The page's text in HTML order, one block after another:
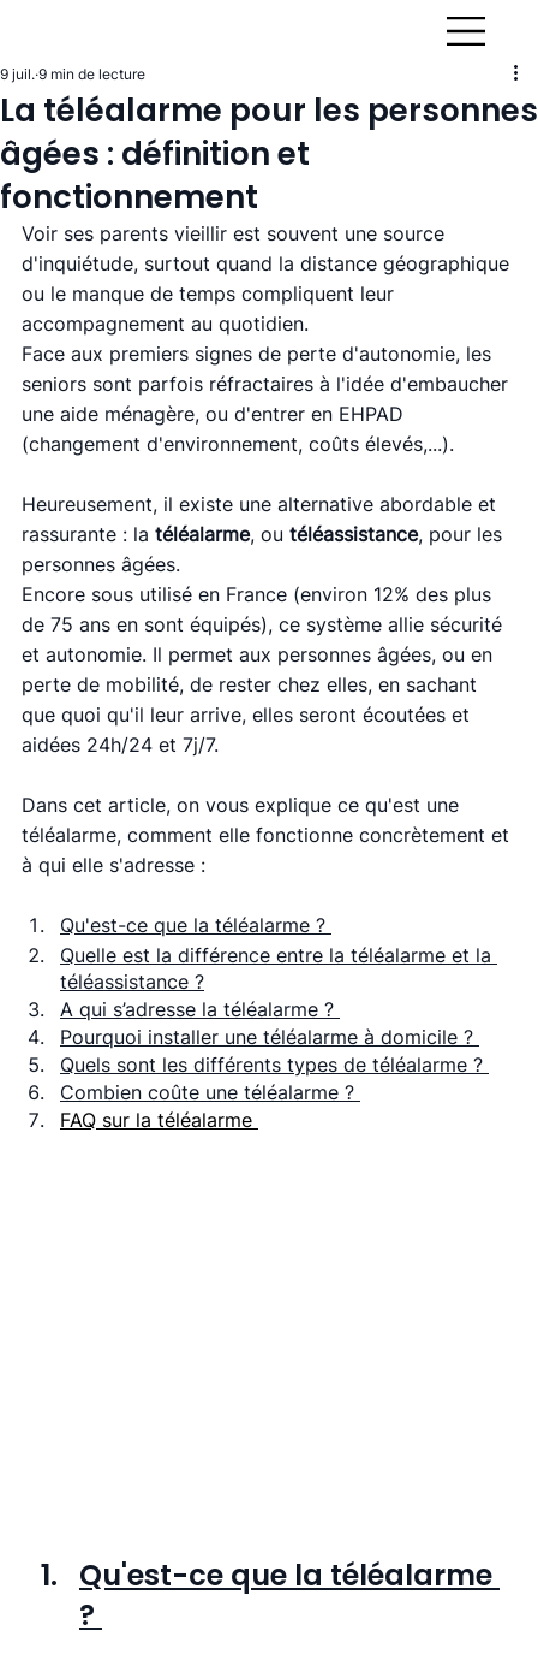
La téléalarme pour les personnes
âgées : définition et
fonctionnement
9 juil. 9 min de lecture
Voir ses parents vieillir est souvent une source
d'inquiétude, surtout quand la distance géographique
ou le manque de temps compliquent leur
accompagnement au quotidien.
Face aux premiers signes de perte d'autonomie, les
seniors sont parfois réfractaires à l'idée d'embaucher
une aide ménagère, ou d'entrer en EHPAD
(changement d'environnement, coûts élevés,...).
Heureusement, il existe une alternative abordable et
rassurante : la téléalarme, ou téléassistance, pour les
personnes âgées.
Encore sous utilisé en France (environ 12% des plus
de 75 ans en sont équipés), ce système allie sécurité
et autonomie. Il permet aux personnes âgées, ou en
perte de mobilité, de rester chez elles, en sachant
que quoi qu'il leur arrive, elles seront écoutées et
aidées 24h/24 et 7j/7.
Dans cet article, on vous explique ce qu'est une
téléalarme, comment elle fonctionne concrètement et
à qui elle s'adresse :
Qu'est-ce que la téléalarme ?
Quelle est la différence entre la téléalarme et la
téléassistance ?
A qui s’adresse la téléalarme ?
Pourquoi installer une téléalarme à domicile ?
Quels sont les différents types de téléalarme ?
Combien coûte une téléalarme ?
FAQ sur la téléalarme
Qu'est-ce que la téléalarme
?